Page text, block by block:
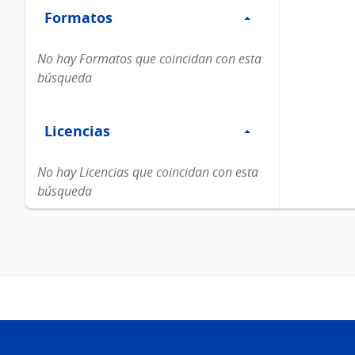
Formatos
Formatos
No hay Formatos que coincidan con esta
búsqueda
Licencias
Licencias
No hay Licencias que coincidan con esta
búsqueda